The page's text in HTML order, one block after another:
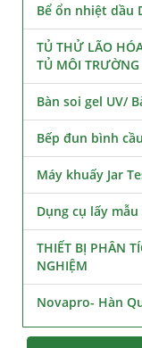
Bể ổn nhiệt dầu
TỦ THỬ LÃO
TỦ MÔI TRƯỜNG
Bàn soi gel UV/
Bếp đun bình
Máy khuấy Jar
Dụng cụ lấy mẫu
THIẾT BỊ PHÂN
NGHIỆM
Novapro- Hàn